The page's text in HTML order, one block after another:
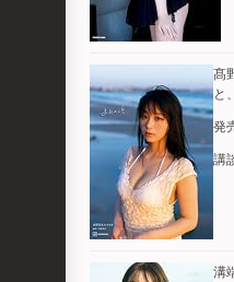
髙
と、
発
講
溝